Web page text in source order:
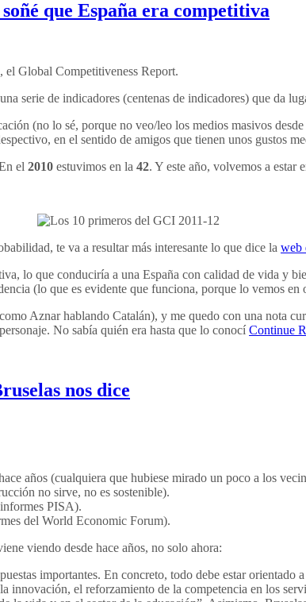
que España era competitiva
Global Competitiveness Report.
serie de indicadores (centenas de indicadores) que da
(no lo sé, porque no veo/leo los medios masivos
en el sentido de amigos que tienen unos gustos
el 2010 estuvimos en la 42. Y este año, volvemos a estar
te va a resultar más interesante lo que dice la web
lo que conduciría a una España con calidad de vida y
(lo que es evidente que funciona, porque lo vemos en
Aznar hablando Catalán), y me quedo con una nota
No sabía quién era hasta que lo conocíContinue
nos dice
años (cualquiera que hubiese mirado un poco a los
no sirve, no es sostenible).
PISA).
del World Economic Forum).
viendo desde hace años, no solo ahora:
importantes. En concreto, todo debe estar
innovación, el reforzamiento de la competencia en los